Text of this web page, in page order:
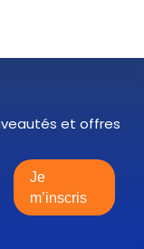
et offres
Je
m’inscris